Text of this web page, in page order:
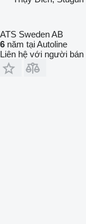
ATS Sweden AB
6 năm tại Autoline
Liên hệ với người bán